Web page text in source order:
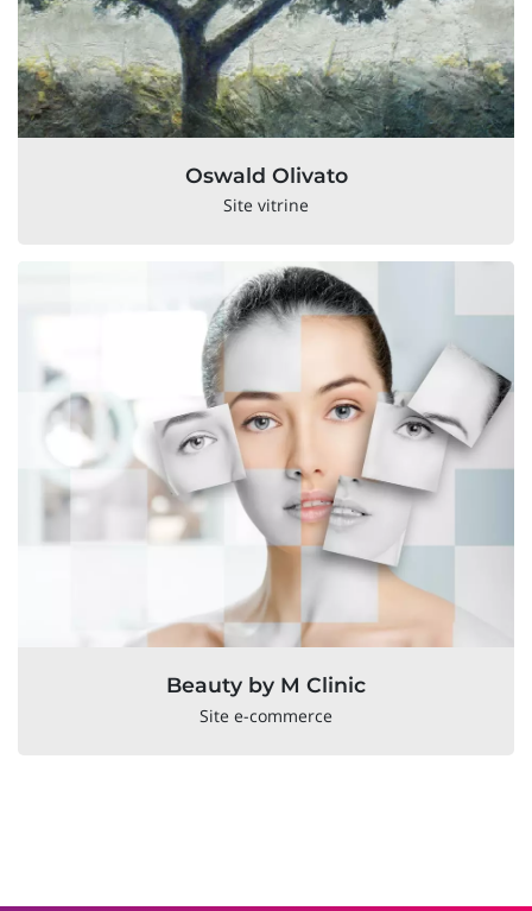
Oswald Olivato
Site vitrine
Beauty by M Clinic
Site e-commerce